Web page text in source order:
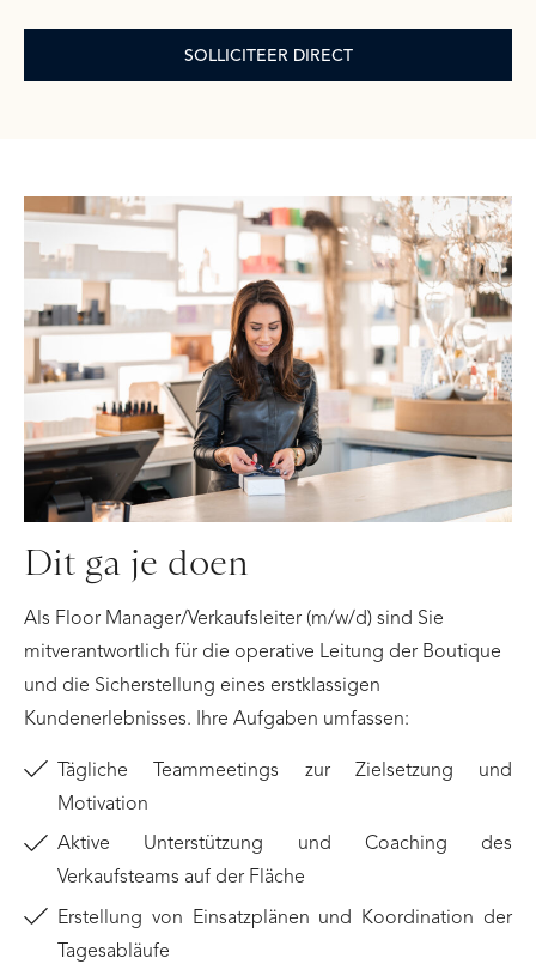
SOLLICITEER DIRECT
Dit ga je doen
Als Floor Manager/Verkaufsleiter (m/w/d) sind Sie
mitverantwortlich für die operative Leitung der Boutique
und die Sicherstellung eines erstklassigen
Kundenerlebnisses. Ihre Aufgaben umfassen:
Tägliche Teammeetings zur Zielsetzung und
Motivation
Aktive Unterstützung und Coaching des
Verkaufsteams auf der Fläche
Erstellung von Einsatzplänen und Koordination der
Tagesabläufe